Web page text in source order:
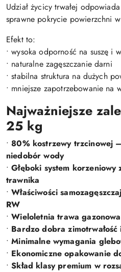
Udział życicy trwałej
sprawne pokrycie powierzchni
Efekt to:
• wysoka odporność na suszę i
• naturalne zagęszczanie darni
• stabilna struktura na dużych
• mniejsze zapotrzebowanie na
Najważniejsze
25 kg
•80% kostrzewy trzcinowej
niedobór wody
•Głęboki system korzeniowy
trawnika
•Właściwości
RW
•Wieloletnia trawa
• Bardzo dobra
•Minimalne wymagania
• Ekonomiczne opakowanie
•Skład klasy premium w